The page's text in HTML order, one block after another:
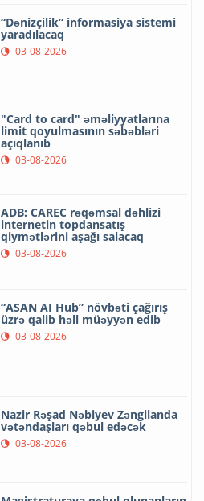
“Dənizçilik” informasiya sistemi
yaradılacaq
03-08-2026
"Card to card" əməliyyatlarına
limit qoyulmasının səbəbləri
açıqlanıb
03-08-2026
ADB: CAREC rəqəmsal dəhlizi
internetin topdansatış
qiymətlərini aşağı salacaq
03-08-2026
“ASAN AI Hub” növbəti çağırış
üzrə qalib həll müəyyən edib
03-08-2026
Nazir Rəşad Nəbiyev Zəngilanda
vətəndaşları qəbul edəcək
03-08-2026